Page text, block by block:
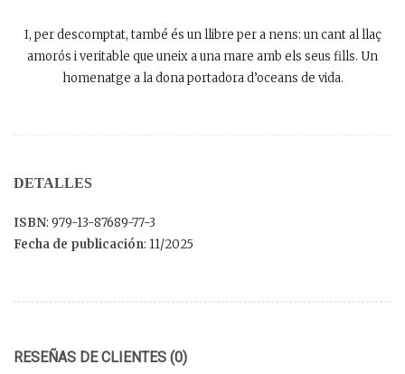
I, per descomptat, també és un llibre per a nens: un cant al llaç
amorós i veritable que uneix a una mare amb els seus fills. Un
homenatge a la dona portadora d’oceans de vida.
DETALLES
ISBN: 979-13-87689-77-3
Fecha de publicación: 11/2025
RESEÑAS DE CLIENTES (0)